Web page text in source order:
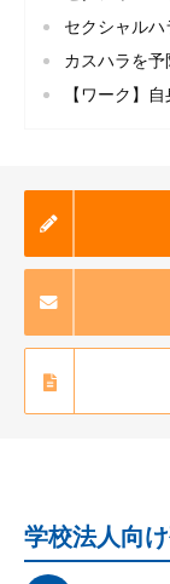
セクシャル
カスハラを
【ワーク】
学校法人向